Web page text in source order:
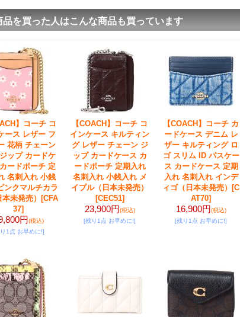
品を買った人はこんな商品も買っています
】コーチ コ
ース レザー フ
花柄 チェーン
ップ カードケ
ードポーチ 定
名刺入れ 小銭
ンクマルチカラ
未発売）
[CFA
37]
円(税込)
1点 お早めに!]
【COACH】コーチ コ
インケース キルティン
グ レザー チェーン ジ
ップ カードケース カ
ードポーチ 定期入れ
名刺入れ 小銭入れ メ
イプル（日本未発売）
[CEC51]
23,900円(税込)
[残り1点 お早めに!]
【COACH】コーチ カ
ードケース デニム レ
ザー キルティング ロ
ゴ スリム ID パスケー
ス カードケース 定期
入れ 名刺入れ インデ
ィゴ（日本未発売）
[C
AT70]
16,900円(税込)
[残り1点 お早めに!]